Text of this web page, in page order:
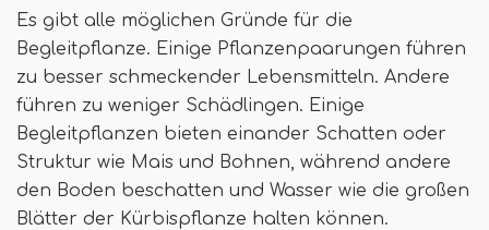
Es gibt alle möglichen Gründe für die
Begleitpflanze. Einige Pflanzenpaarungen führen
zu besser schmeckender Lebensmitteln. Andere
führen zu weniger Schädlingen. Einige
Begleitpflanzen bieten einander Schatten oder
Struktur wie Mais und Bohnen, während andere
den Boden beschatten und Wasser wie die großen
Blätter der Kürbispflanze halten können.